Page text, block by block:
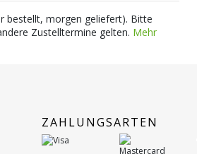
bestellt, morgen geliefert). Bitte
Zustelltermine gelten. Mehr
ZAHLUNGSARTEN